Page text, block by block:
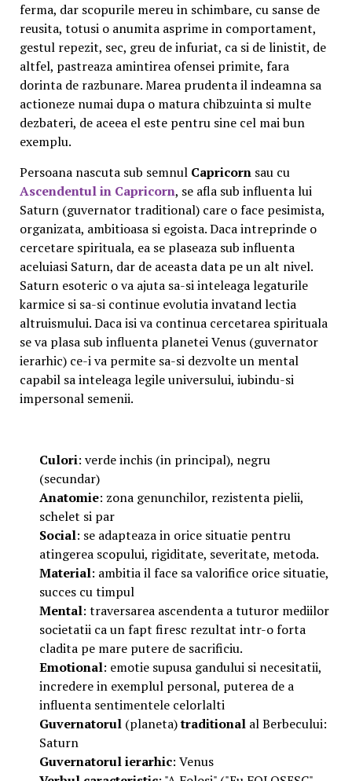
ferma, dar scopurile mereu in schimbare, cu sanse de
reusita, totusi o anumita asprime in comportament,
gestul repezit, sec, greu de infuriat, ca si de linistit, de
altfel, pastreaza amintirea ofensei primite, fara
dorinta de razbu­nare. Marea prudenta il indeamna sa
actioneze numai dupa o matura chibzuinta si multe
dezbateri, de aceea el este pentru sine cel mai bun
exemplu.
Persoana nascuta sub semnul Capricorn sau cu
Ascendentul in Capricorn, se afla sub influenta lui
Saturn (guvernator traditional) care o face pesimista,
organizata, ambitioasa si egoista. Daca intreprinde o
cercetare spirituala, ea se plaseaza sub influenta
aceluiasi Saturn, dar de aceasta data pe un alt nivel.
Saturn esoteric o va ajuta sa-si inteleaga legaturile
karmice si sa-si continue evolutia invatand lectia
altruismului. Daca isi va continua cercetarea spirituala
se va plasa sub influenta planetei Venus (guvernator
ierarhic) ce-i va permite sa-si dezvolte un mental
capabil sa inteleaga legile universului, iubindu-si
impersonal semenii.
Culori: verde inchis (in principal), negru
(secundar)
Anatomie: zona genunchilor, rezistenta pielii,
schelet si par
Social: se adapteaza in orice situatie pentru
atingerea scopului, rigiditate, severitate, metoda.
Material: ambitia il face sa valorifice orice situatie,
succes cu timpul
Mental: traversarea ascendenta a tuturor mediilor
societatii ca un fapt firesc rezultat intr-o forta
cladita pe mare putere de sacrificiu.
Emotional: emotie supusa gandului si necesitatii,
incredere in exemplul personal, puterea de a
influenta sentimentele celorlalti
Guvernatorul (planeta)traditional al Berbecului:
Saturn
Guvernatorulierarhic: Venus